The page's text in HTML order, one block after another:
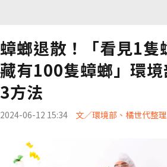
蟑螂退散！「看見1隻
藏有100隻蟑螂」環
3方法
2024-06-12 15:34 文／環境部、橘世代整理